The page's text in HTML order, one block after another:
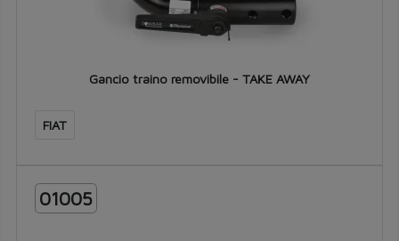
Gancio traino removibile - TAKE AWAY
FIAT
01005